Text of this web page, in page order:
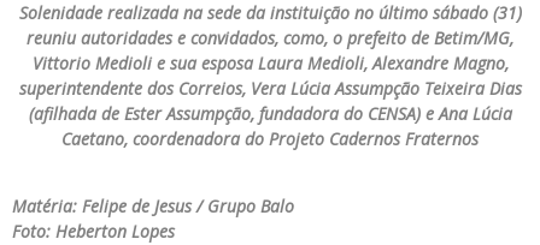
Solenidade realizada na sede da instituição no último sábado (31)
reuniu autoridades e convidados, como, o prefeito de Betim/MG,
Vittorio Medioli e sua esposa Laura Medioli, Alexandre Magno,
superintendente dos Correios, Vera Lúcia Assumpção Teixeira Dias
(afilhada de Ester Assumpção, fundadora do CENSA) e Ana Lúcia
Caetano, coordenadora do Projeto Cadernos Fraternos
Matéria: Felipe de Jesus / Grupo Balo
Foto: Heberton Lopes